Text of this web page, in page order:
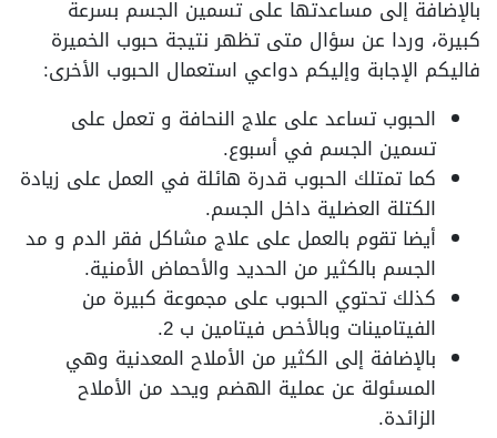
بالإضافة إلى مساعدتها على تسمين الجسم بسرعة
كبيرة، وردا عن سؤال متى تظهر نتيجة حبوب الخميرة
فاليكم الإجابة وإليكم دواعي استعمال الحبوب الأخرى:
الحبوب تساعد على علاج النحافة و تعمل على
تسمين الجسم في أسبوع.
كما تمتلك الحبوب قدرة هائلة في العمل على زيادة
الكتلة العضلية داخل الجسم.
أيضا تقوم بالعمل على علاج مشاكل فقر الدم و مد
الجسم بالكثير من الحديد والأحماض الأمنية.
كذلك تحتوي الحبوب على مجموعة كبيرة من
الفيتامينات وبالأخص فيتامين ب 2.
بالإضافة إلى الكثير من الأملاح المعدنية وهي
المسئولة عن عملية الهضم ويحد من الأملاح
الزائدة.